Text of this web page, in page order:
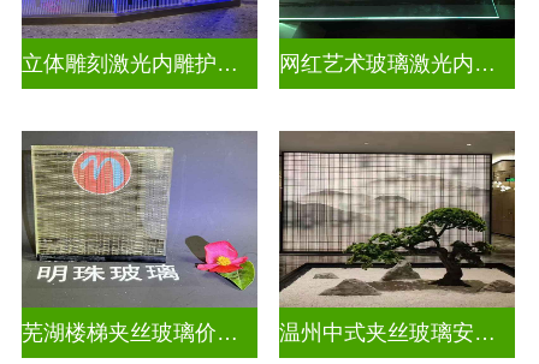
立体雕刻激光内雕护栏玻璃 网红艺术玻璃激光内雕发光艺术玻璃
芜湖楼梯夹丝玻璃价格多少一平 温州中式夹丝玻璃安装电话